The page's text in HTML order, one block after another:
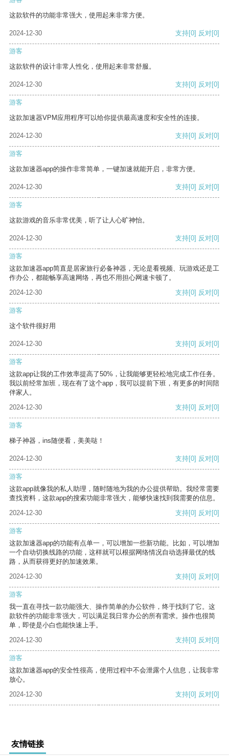
这款软件的功能非常强大，使用起来非常方便。
2024-12-30 支持[0] 反对[0]
游客
这款软件的设计非常人性化，使用起来非常舒服。
2024-12-30 支持[0] 反对[0]
游客
这款加速器VPM应用程序可以给你提供最高速度和安全性的连接。
2024-12-30 支持[0] 反对[0]
游客
这款加速器app的操作非常简单，一键加速就能开启，非常方便。
2024-12-30 支持[0] 反对[0]
游客
这款游戏的音乐非常优美，听了让人心旷神怡。
2024-12-30 支持[0] 反对[0]
游客
这款加速器app简直是居家旅行必备神器，无论是看视频、玩游戏还是工
作办公，都能畅享高速网络，再也不用担心网速卡顿了。
2024-12-30
支持[0] 反对[0]
游客
这个软件很好用
2024-12-30 支持[0] 反对[0]
游客
这款app让我的工作效率提高了50%，让我能够更轻松地完成工作任务。
我以前经常加班，现在有了这个app，我可以提前下班，有更多的时间陪
伴家人。
2024-12-30
支持[0] 反对[0]
游客
梯子神器，ins随便看，美美哒！
2024-12-30 支持[0] 反对[0]
游客
这款app就像我的私人助理，随时随地为我的办公提供帮助。我经常需要
查找资料，这款app的搜索功能非常强大，能够快速找到我需要的信息。
2024-12-30
支持[0] 反对[0]
游客
这款加速器app的功能有点单一，可以增加一些新功能。比如，可以增加
一个自动切换线路的功能，这样就可以根据网络情况自动选择最优的线
路，从而获得更好的加速效果。
2024-12-30
支持[0] 反对[0]
游客
我一直在寻找一款功能强大、操作简单的办公软件，终于找到了它。这
款软件的功能非常强大，可以满足我日常办公的所有需求。操作也很简
单，即使是小白也能快速上手。
2024-12-30
支持[0] 反对[0]
游客
这款加速器app的安全性很高，使用过程中不会泄露个人信息，让我非常
放心。
2024-12-30
支持[0] 反对[0]
友情链接